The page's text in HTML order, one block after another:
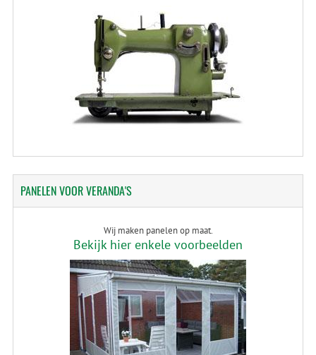
PANELENVOOR VERANDA'S
Wij maken panelen op maat.
Bekijk hier enkele voorbeelden